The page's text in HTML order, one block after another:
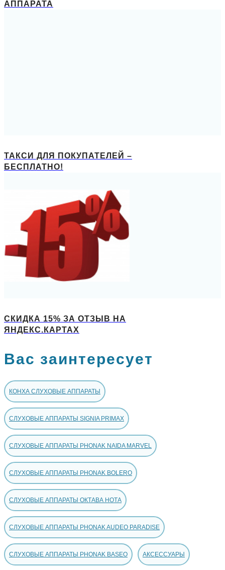
АППАРАТА
ТАКСИ ДЛЯ ПОКУПАТЕЛЕЙ –
БЕСПЛАТНО!
СКИДКА 15% ЗА ОТЗЫВ НА
ЯНДЕКС.КАРТАХ
Вас заинтересует
КОНХА СЛУХОВЫЕ АППАРАТЫ
СЛУХОВЫЕ АППАРАТЫ SIGNIA PRIMAX
СЛУХОВЫЕ АППАРАТЫ PHONAK NAIDA MARVEL
СЛУХОВЫЕ АППАРАТЫ PHONAK BOLERO
СЛУХОВЫЕ АППАРАТЫ ОКТАВА НОТА
СЛУХОВЫЕ АППАРАТЫ PHONAK AUDEO PARADISE
СЛУХОВЫЕ АППАРАТЫ PHONAK BASEO АКСЕССУАРЫ